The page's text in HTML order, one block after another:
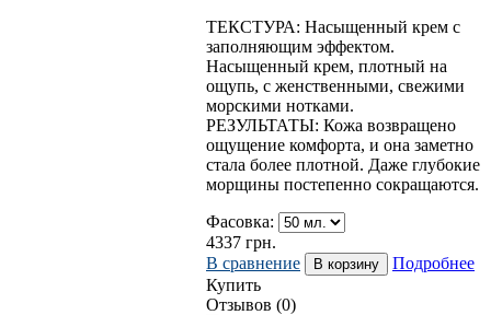
ТЕКСТУРА: Насыщенный крем с
заполняющим эффектом.
Насыщенный крем, плотный на
ощупь, с женственными, свежими
морскими нотками.
РЕЗУЛЬТАТЫ: Кожа возвращено
ощущение комфорта, и она заметно
стала более плотной. Даже глубокие
морщины постепенно сокращаются.
Фасовка:
4337 грн.
В сравнение
Подробнее
Купить
Отзывов (0)